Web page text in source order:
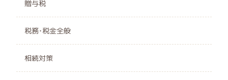
贈与税
税務･税金全般
相続対策